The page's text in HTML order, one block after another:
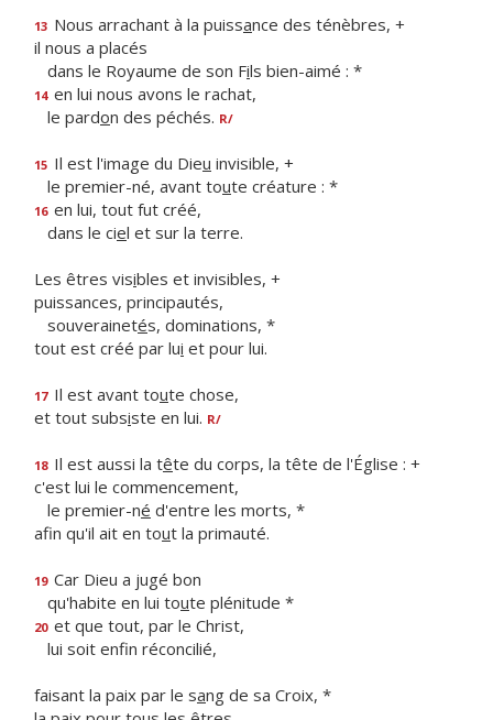
13 Nous arrachant à la puissance des ténèbres, +
il nous a placés
dans le Royaume de son Fils bien-aimé : *
14 en lui nous avons le rachat,
le pardon des péchés. R/
15 Il est l'image du Dieu invisible, +
le premier-né, avant toute créature : *
16 en lui, tout fut créé,
dans le ciel et sur la terre.
Les êtres visibles et invisibles, +
puissances, principautés,
souverainetés, dominations, *
tout est créé par lui et pour lui.
17 Il est avant toute chose,
et tout subsiste en lui. R/
18 Il est aussi la tête du corps, la tête de l'Église : +
c'est lui le commencement,
le premier-né d'entre les morts, *
afin qu'il ait en tout la primauté.
19 Car Dieu a jugé bon
qu'habite en lui toute plénitude *
20 et que tout, par le Christ,
lui soit enfn réconcilié,
faisant la paix par le sang de sa Croix, *